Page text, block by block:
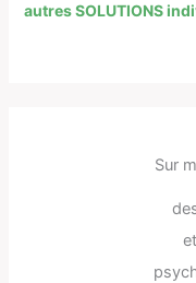
autres SOLUTIONS
Sur